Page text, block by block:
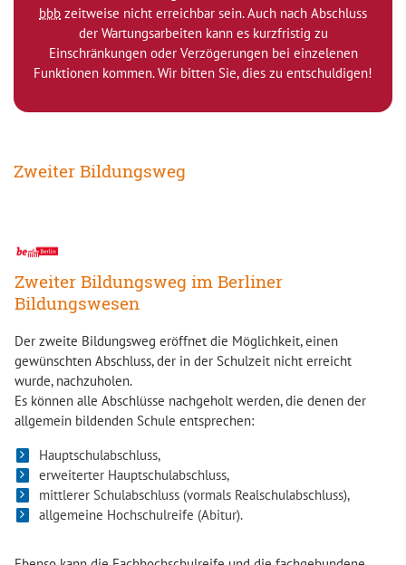
bbb zeitweise nicht erreichbar sein. Auch nach Abschluss
der Wartungsarbeiten kann es kurzfristig zu
Einschränkungen oder Verzögerungen bei einzelenen
Funktionen kommen. Wir bitten Sie, dies zu entschuldigen!
Zweiter Bildungsweg
Zweiter Bildungsweg im Berliner
Bildungswesen
Der zweite Bildungsweg eröffnet die Möglichkeit, einen
gewünschten Abschluss, der in der Schulzeit nicht erreicht
wurde, nachzuholen.
Es können alle Abschlüsse nachgeholt werden, die denen der
allgemein bildenden Schule entsprechen:
Hauptschulabschluss,
erweiterter Hauptschulabschluss,
mittlerer Schulabschluss (vormals Realschulabschluss),
allgemeine Hochschulreife (Abitur).